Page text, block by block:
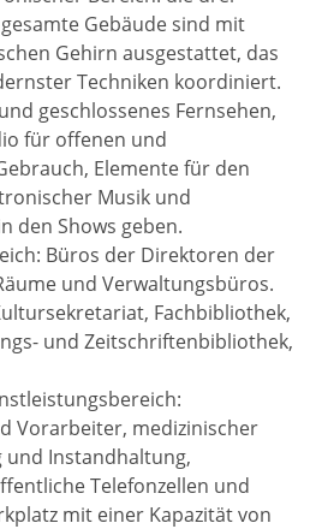
Gebäude sind mit
Gehirn ausgestattet, das
Techniken koordiniert.
geschlossenes Fernsehen,
für offenen und
Elemente für den
Musik und
den Shows geben.
Büros der Direktoren der
und Verwaltungsbüros.
Fachbibliothek,
und Zeitschriftenbibliothek,
Vorarbeiter, medizinischer
und Instandhaltung,
Telefonzellen und
mit einer Kapazität von